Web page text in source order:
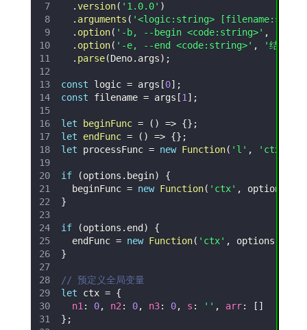
.version( '1.0.0' )
. arguments ( '<logic:string>
. option( '-b, --begin <code:string>' ,
. option( '-e, --end <code:string>' ,
'结束后
. parse(Deno. args) ;
const logic = args [0] ;
const filename = args [1 ] ;
let beginFunc = ( ) => {} ;
let
endFunc = ( ) => {} ;
let processFunc = new Function( 'l' , 'ctx'
if (options . begin)
{
  beginFunc
= new Function( 'ctx' , options
}
if (options . end )
{
  endFunc
= new Function( 'ctx' , options
}
// 预定义全局变量
let ctx = {
n1 : 0, n2 : 0, n3: 0, s : '' , arr: [ ]
} ;